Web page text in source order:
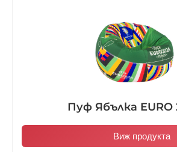
Пуф Ябълка EURO
Виж продукта